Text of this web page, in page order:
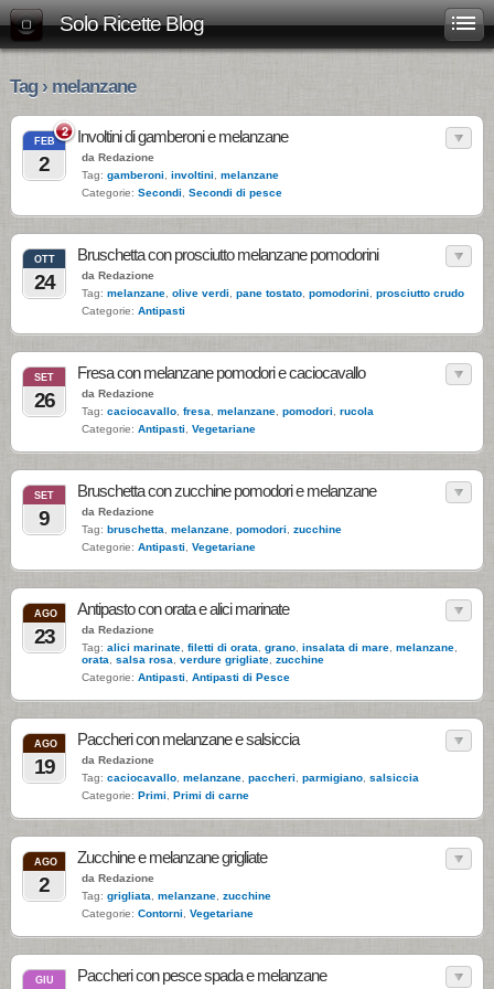
Solo Ricette Blog
Tag › melanzane
2
FEB
2
Involtini di gamberoni e melanzane
da Redazione
Tag: gamberoni involtini
melanzane
Categorie: Secondi Secondi di pesce
OTT
24
Bruschetta con prosciutto melanzane pomodorini
da Redazione
Tag: melanzane olive verdi pane tostato pomodorini
prosciutto crudo
Categorie: Antipasti
SET
26
Fresa con melanzane pomodori e caciocavallo
da Redazione
Tag: caciocavallo fresa melanzane pomodori
rucola
Categorie: Antipasti Vegetariane
SET
9
Bruschetta con zucchine pomodori e melanzane
da Redazione
Tag: bruschetta melanzane pomodori
zucchine
Categorie: Antipasti Vegetariane
AGO
23
Antipasto con orata e alici marinate
da Redazione
Tag: alici marinate filetti di orata grano insalata di mare melanzane
orata
salsa rosa verdure grigliate zucchine
Categorie: Antipasti Antipasti di Pesce
AGO
19
Paccheri con melanzane e salsiccia
da Redazione
Tag: caciocavallo melanzane paccheri parmigiano salsiccia
Categorie: Primi Primi di carne
AGO
2
Zucchine e melanzane grigliate
da Redazione
Tag: grigliata melanzane zucchine
Categorie: Contorni Vegetariane
GIU Paccheri con pesce spada e melanzane